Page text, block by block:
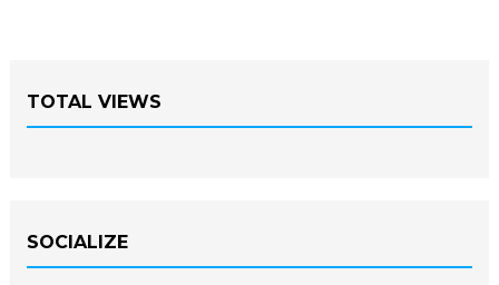
TOTAL VIEWS
SOCIALIZE